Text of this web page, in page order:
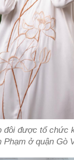
đôi được tổ chức
Phạm ở quận Gò